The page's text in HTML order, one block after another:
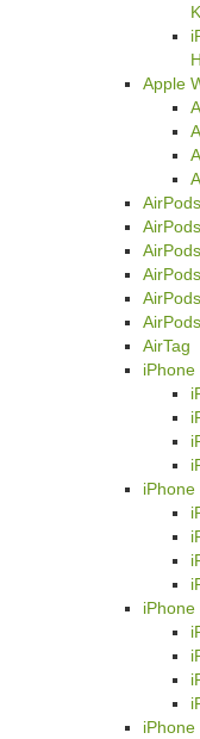
Apple
AirTag
iPhone
iPhone